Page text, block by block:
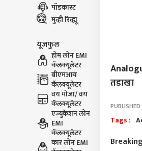
पॉडकास्ट
मुव्ही रिव्ह्यू
यूजफुल
होम लोन EMI
कॅलक्यूलेटर
बीएमआय
कॅलक्यूलेटर
वय मोजा/ वय
कॅलक्यूलेटर
एज्युकेशन लोन
EMI
कॅलक्यूलेटर
कार लोन EMI
तडाखा
Tags :